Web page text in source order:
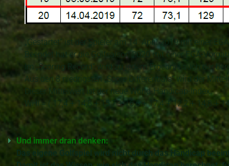
„Gestartet“ ist der Spieler am 14. April 2019 mit einer
Beendet hat er die Golfsaison 2020 mit einer EGA-
Im „Scoring Record“ wird zu jedem Ergebnis auch der
Aus den 8 niedrigsten „Score Differentials“ wird der
Dieser Mittelwert ist der neue World-Handicap-Index.
WHI = ( 17,4 + 14,8 + 15,7 + 16,6 + 17,4 + 12,2 + 14,8 +
Und immer dran denken:
Das eigene Golfspiel wird nicht durch das Handicap